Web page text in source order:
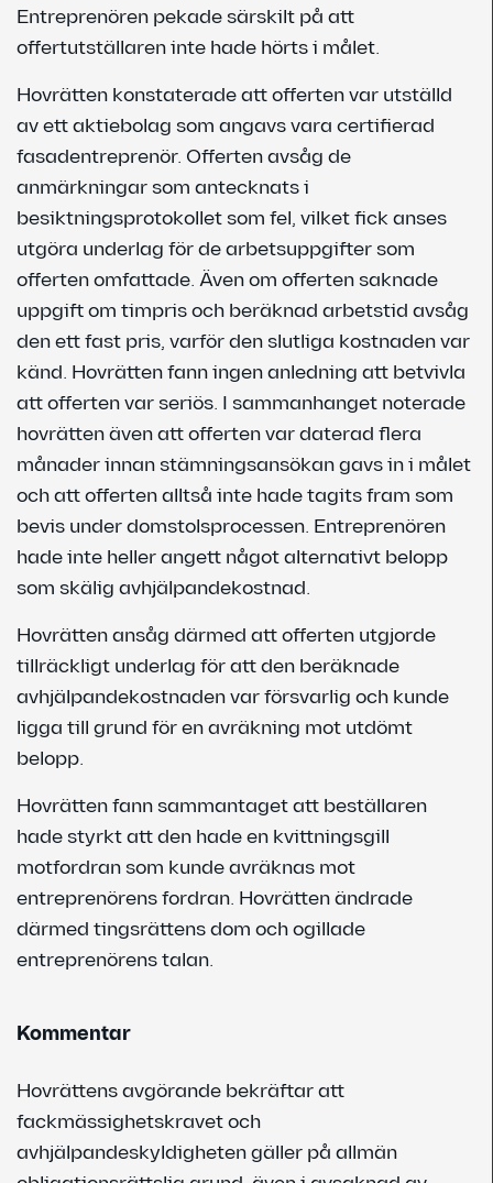
Entreprenören pekade särskilt på att
offertutställaren inte hade hörts i målet.
Hovrätten konstaterade att offerten var utställd
av ett aktiebolag som angavs vara certifierad
fasadentreprenör. Offerten avsåg de
anmärkningar som antecknats i
besiktningsprotokollet som fel, vilket fick anses
utgöra underlag för de arbetsuppgifter som
offerten omfattade. Även om offerten saknade
uppgift om timpris och beräknad arbetstid avsåg
den ett fast pris, varför den slutliga kostnaden var
känd. Hovrätten fann ingen anledning att betvivla
att offerten var seriös. I sammanhanget noterade
hovrätten även att offerten var daterad flera
månader innan stämningsansökan gavs in i målet
och att offerten alltså inte hade tagits fram som
bevis under domstolsprocessen. Entreprenören
hade inte heller angett något alternativt belopp
som skälig avhjälpandekostnad.
Hovrätten ansåg därmed att offerten utgjorde
tillräckligt underlag för att den beräknade
avhjälpandekostnaden var försvarlig och kunde
ligga till grund för en avräkning mot utdömt
belopp.
Hovrätten fann sammantaget att beställaren
hade styrkt att den hade en kvittningsgill
motfordran som kunde avräknas mot
entreprenörens fordran. Hovrätten ändrade
därmed tingsrättens dom och ogillade
entreprenörens talan.
Kommentar
Hovrättens avgörande bekräftar att
fackmässighetskravet och
avhjälpandeskyldigheten gäller på allmän